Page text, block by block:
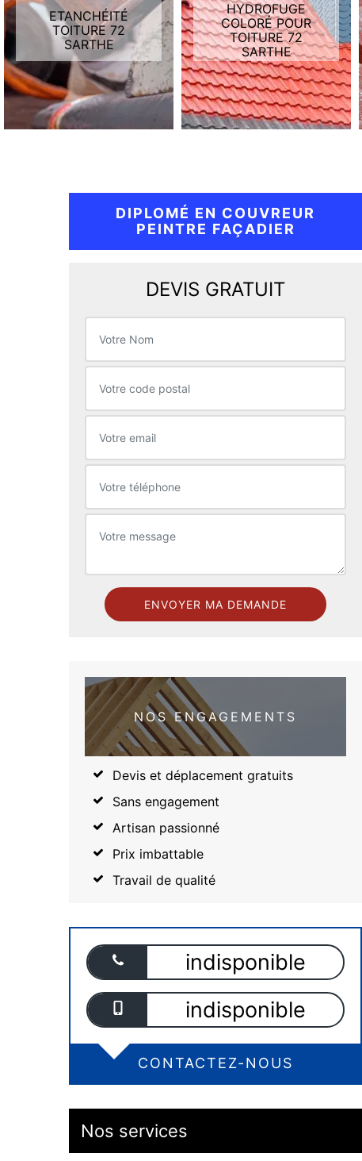
ETANCHÉITÉ
TOITURE 72
SARTHE
HYDROFUGE
COLORÉ POUR
TOITURE 72
SARTHE
DIPLOMÉ EN COUVREUR
PEINTRE FAÇADIER
DEVIS GRATUIT
NOS ENGAGEMENTS
Devis et déplacement gratuits
Sans engagement
Artisan passionné
Prix imbattable
Travail de qualité
indisponible
indisponible
CONTACTEZ-NOUS
Nos services